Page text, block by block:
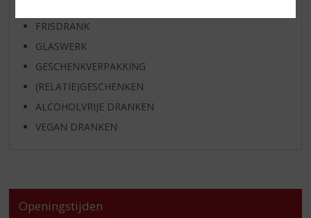
FRISDRANK
GLASWERK
GESCHENKVERPAKKING
(RELATIE)GESCHENKEN
ALCOHOLVRIJE DRANKEN
VEGAN DRANKEN
Openingstijden